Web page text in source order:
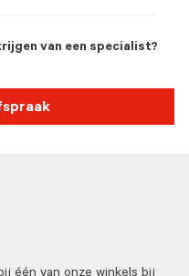
van een specialist?